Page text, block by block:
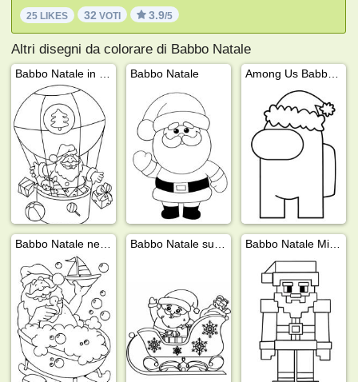
25 LIKES 32 VOTI 3.9/5
Altri disegni da colorare di Babbo Natale
Babbo Natale